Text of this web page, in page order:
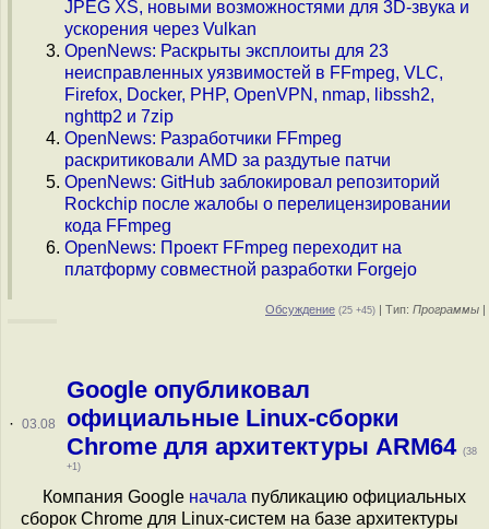
JPEG XS, новыми возможностями для 3D-звука и
ускорения через Vulkan
OpenNews: Раскрыты эксплоиты для 23
неисправленных уязвимостей в FFmpeg, VLC,
Firefox, Docker, PHP, OpenVPN, nmap, libssh2,
nghttp2 и 7zip
OpenNews: Разработчики FFmpeg
раскритиковали AMD за раздутые патчи
OpenNews: GitHub заблокировал репозиторий
Rockchip после жалобы о перелицензировании
кода FFmpeg
OpenNews: Проект FFmpeg переходит на
платформу совместной разработки Forgejo
Обсуждение (25 +45) | Тип: Программы |
· 03.08
Google опубликовал
официальные Linux-сборки
Chrome для архитектуры ARM64 (38
+1)
Компания Google начала публикацию официальных
сборок Chrome для Linux-систем на базе архитектуры